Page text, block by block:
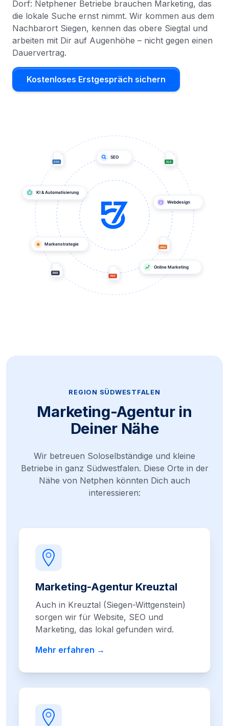
Dorf: Netphener Betriebe brauchen Marketing, das
die lokale Suche ernst nimmt. Wir kommen aus dem
Nachbarort Siegen, kennen das obere Siegtal und
arbeiten mit Dir auf Augenhöhe – nicht gegen einen
Dauervertrag.
Kostenloses Erstgespräch sichern
REGION SÜDWESTFALEN
Marketing-Agentur in
Deiner Nähe
Wir betreuen Soloselbständige und kleine
Betriebe in ganz Südwestfalen. Diese Orte in der
Nähe von Netphen könnten Dich auch
interessieren:
Marketing-Agentur Kreuztal
Auch in Kreuztal (Siegen-Wittgenstein)
sorgen wir für Website, SEO und
Marketing, das lokal gefunden wird.
Mehr erfahren →